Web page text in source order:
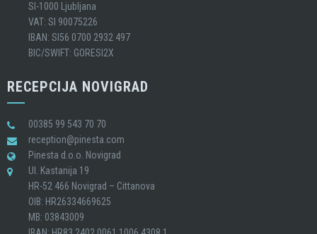
SI-1000 Ljubljana
VAT: SI 90075226
IBAN: SI56 0700 2932 497
BIC/SWIFT: GORESI2X
RECEPCIJA NOVIGRAD
00385 99 543 70 70
reception@pinesta.com
Pinesta d.o.o. Novigrad
Ul. Kastanija 19
HR-52 466 Novigrad – Cittanova
OIB: HR26334669625
MB: 03843009